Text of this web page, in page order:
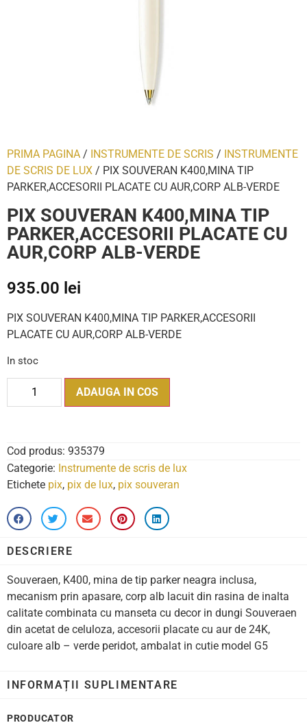
PRIMA PAGINA / INSTRUMENTE DE SCRIS / INSTRUMENTE
DE SCRIS DE LUX / PIX SOUVERAN K400,MINA TIP
PARKER,ACCESORII PLACATE CU AUR,CORP ALB-VERDE
PIX SOUVERAN K400,MINA TIP
PARKER,ACCESORII PLACATE CU
AUR,CORP ALB-VERDE
935.00 lei
PIX SOUVERAN K400,MINA TIP PARKER,ACCESORII
PLACATE CU AUR,CORP ALB-VERDE
In stoc
ADAUGA IN COS
Cod produs: 935379
Categorie: Instrumente de scris de lux
Etichete pix, pix de lux, pix souveran
DESCRIERE
Souveraen, K400, mina de tip parker neagra inclusa,
mecanism prin apasare, corp alb lacuit din rasina de inalta
calitate combinata cu manseta cu decor in dungi Souveraen
din acetat de celuloza, accesorii placate cu aur de 24K,
culoare alb – verde peridot, ambalat in cutie model G5
INFORMAȚII SUPLIMENTARE
PRODUCATOR